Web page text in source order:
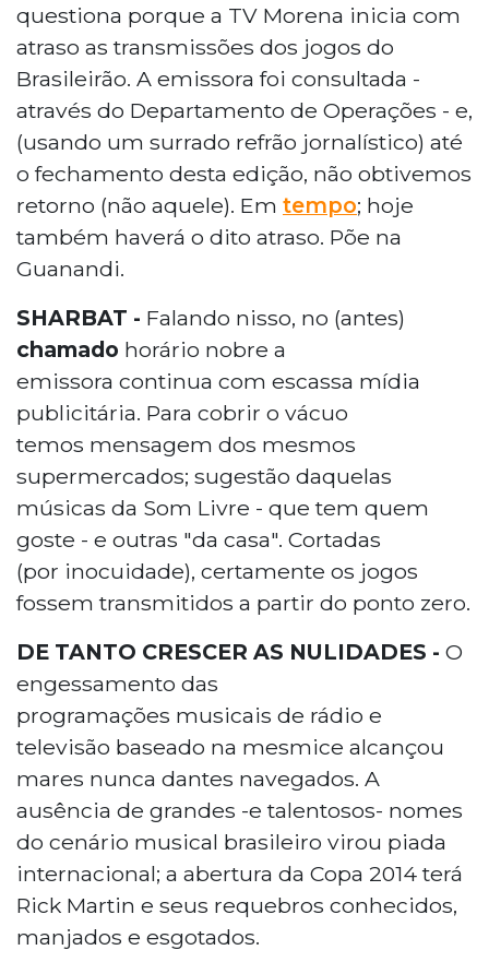
questiona porque a TV Morena inicia com
atraso as transmissões dos jogos do
Brasileirão. A emissora foi consultada -
através do Departamento de Operações - e,
(usando um surrado refrão jornalístico) até
o fechamento desta edição, não obtivemos
retorno (não aquele). Em tempo; hoje
também haverá o dito atraso. Põe na
Guanandi.
SHARBAT - Falando nisso, no (antes)
chamado horário nobre a
emissora continua com escassa mídia
publicitária. Para cobrir o vácuo
temos mensagem dos mesmos
supermercados; sugestão daquelas
músicas da Som Livre - que tem quem
goste - e outras "da casa". Cortadas
(por inocuidade), certamente os jogos
fossem transmitidos a partir do ponto zero.
DE TANTO CRESCER AS NULIDADES - O
engessamento das
programações musicais de rádio e
televisão baseado na mesmice alcançou
mares nunca dantes navegados. A
ausência de grandes -e talentosos- nomes
do cenário musical brasileiro virou piada
internacional; a abertura da Copa 2014 terá
Rick Martin e seus requebros conhecidos,
manjados e esgotados.